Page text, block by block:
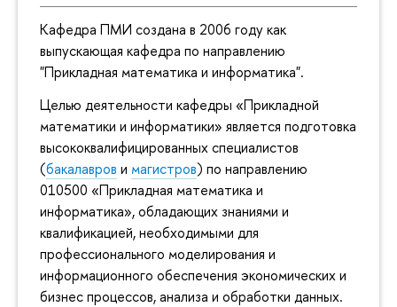
Кафедра ПМИ создана в 2006 году как
выпускающая кафедра по направлению
"Прикладная математика и информатика".
Целью деятельности кафедры «Прикладной
математики и информатики» является подготовка
высококвалифицированных специалистов
(бакалавров и магистров) по направлению
010500 «Прикладная математика и
информатика», обладающих знаниями и
квалификацией, необходимыми для
профессионального моделирования и
информационного обеспечения экономических и
бизнес процессов, анализа и обработки данных.